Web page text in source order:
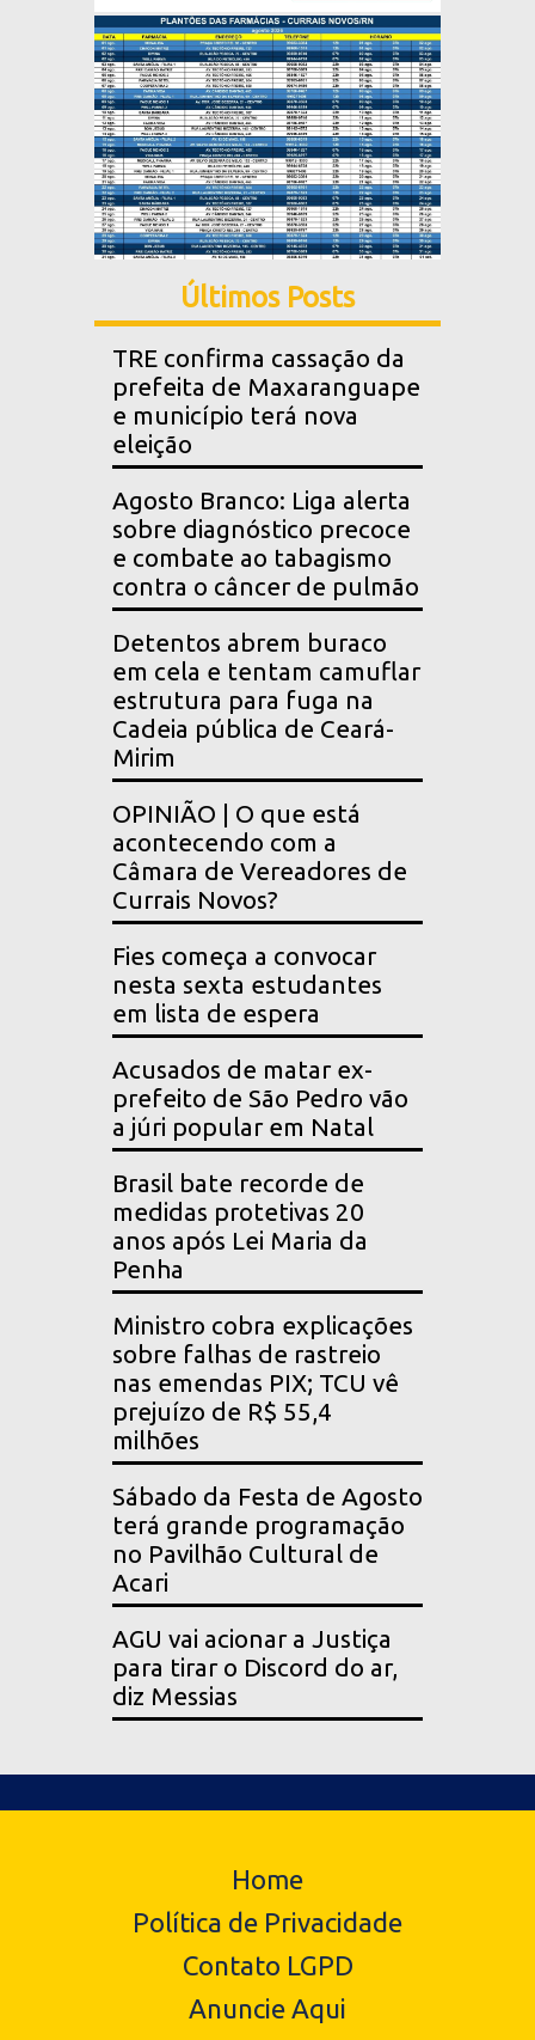
Últimos Posts
TRE confirma cassação da
prefeita de Maxaranguape
e município terá nova
eleição
Agosto Branco: Liga alerta
sobre diagnóstico precoce
e combate ao tabagismo
contra o câncer de pulmão
Detentos abrem buraco
em cela e tentam camuflar
estrutura para fuga na
Cadeia pública de Ceará-
Mirim
OPINIÃO | O que está
acontecendo com a
Câmara de Vereadores de
Currais Novos?
Fies começa a convocar
nesta sexta estudantes
em lista de espera
Acusados de matar ex-
prefeito de São Pedro vão
a júri popular em Natal
Brasil bate recorde de
medidas protetivas 20
anos após Lei Maria da
Penha
Ministro cobra explicações
sobre falhas de rastreio
nas emendas PIX; TCU vê
prejuízo de R$ 55,4
milhões
Sábado da Festa de Agosto
terá grande programação
no Pavilhão Cultural de
Acari
AGU vai acionar a Justiça
para tirar o Discord do ar,
diz Messias
Home
Política de Privacidade
Contato LGPD
Anuncie Aqui